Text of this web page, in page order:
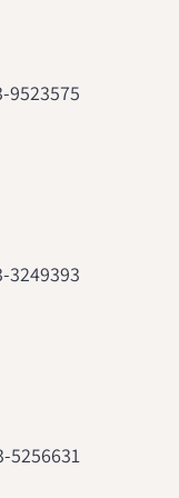
9523575
3249393
5256631